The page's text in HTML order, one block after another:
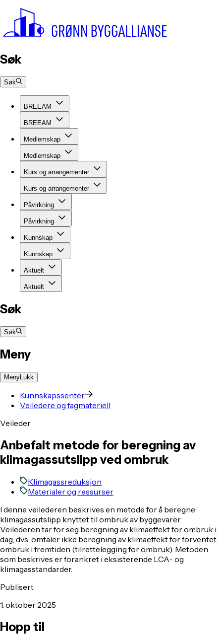
Søk
Søk
BREEAM
BREEAM
Medlemskap
Medlemskap
Kurs og arrangementer
Kurs og arrangementer
Påvirkning
Påvirkning
Kunnskap
Kunnskap
Aktuelt
Aktuelt
Søk
Søk
Meny
MenyLukk
Kunnskapssenter
Veiledere og fagmateriell
Veileder
Anbefalt metode for beregning av
klimagassutslipp ved ombruk
Klimagassreduksjon
Materialer og ressurser
I denne veilederen beskrives en metode for å beregne
klimagassutslipp knyttet til ombruk av byggevarer.
Veilederen tar for seg beregning av klimaeffekt for ombruk i
dag, dvs. omtaler ikke beregning av klimaeffekt for forventet
ombruk i fremtiden (tilrettelegging for ombruk). Metoden
som beskrives er forankret i eksisterende LCA- og
klimagasstandarder.
Publisert
1. oktober 2025
Hopp til